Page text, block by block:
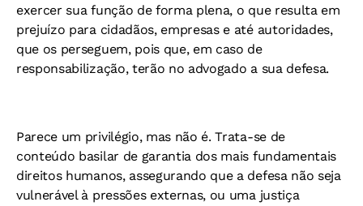
exercer sua função de forma plena, o que resulta em
prejuízo para cidadãos, empresas e até autoridades,
que os perseguem, pois que, em caso de
responsabilização, terão no advogado a sua defesa.
Parece um privilégio, mas não é. Trata-se de
conteúdo basilar de garantia dos mais fundamentais
direitos humanos, assegurando que a defesa não seja
vulnerável à pressões externas, ou uma justiça